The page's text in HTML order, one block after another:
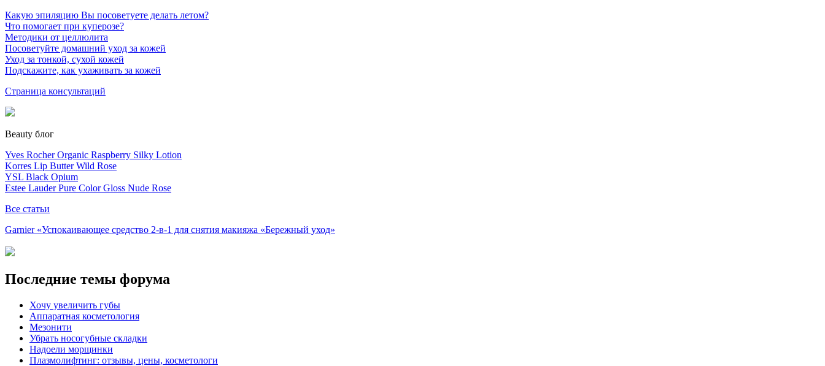
Какую эпиляцию Вы посоветуете делать летом?
Что помогает при куперозе?
Методики от целлюлита
Посоветуйте домашний уход за кожей
Уход за тонкой, сухой кожей
Подскажите, как ухаживать за кожей
Страница консультаций
Beauty блог
Yves Rocher Organic Raspberry Silky Lotion
Korres Lip Butter Wild Rose
YSL Black Opium
Estee Lauder Pure Color Gloss Nude Rose
Все статьи
Garnier «Успокаивающее средство 2-в-1 для снятия макияжа «Бережный уход»
Последние темы форума
Хочу увеличить губы
Аппаратная косметология
Мезонити
Убрать носогубные складки
Надоели морщинки
Плазмолифтинг: отзывы, цены, косметологи